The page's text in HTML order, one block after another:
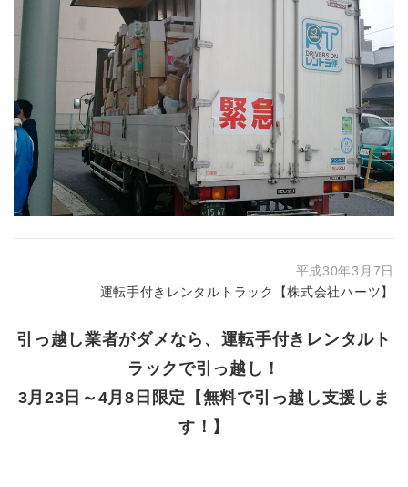
平成30年3月7日
運転手付きレンタルトラック【株式会社ハーツ】
引っ越し業者がダメなら、運転手付きレンタルト
ラックで引っ越し！
3月23日～4月8日限定【無料で引っ越し支援しま
す！ 】